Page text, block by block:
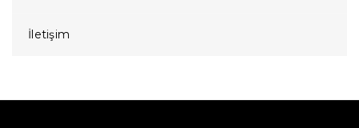
İletişim